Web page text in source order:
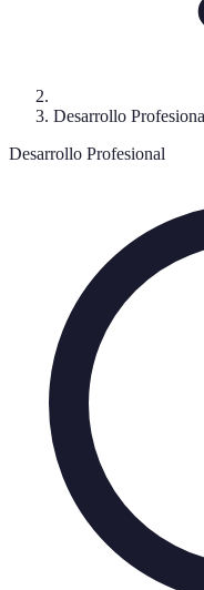
Desarrollo
Desarrollo Profesional